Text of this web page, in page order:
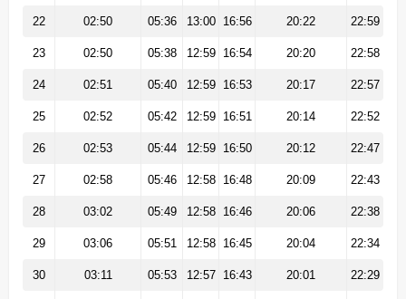
22 02:50 05:36 13:00 16:56 20:22 22:59
23 02:50 05:38 12:59 16:54 20:20 22:58
24 02:51 05:40 12:59 16:53 20:17 22:57
25 02:52 05:42 12:59 16:51 20:14 22:52
26 02:53 05:44 12:59 16:50 20:12 22:47
27 02:58 05:46 12:58 16:48 20:09 22:43
28 03:02 05:49 12:58 16:46 20:06 22:38
29 03:06 05:51 12:58 16:45 20:04 22:34
30 03:11 05:53 12:57 16:43 20:01 22:29